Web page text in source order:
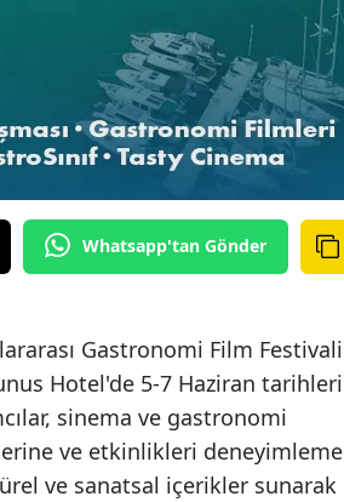
Whatsapp'tan Gönder
Gastronomi Film Festivali
Hotel'de 5-7 Haziran tarihleri
sinema ve gastronomi
ve etkinlikleri deneyimleme
ve sanatsal içerikler sunarak